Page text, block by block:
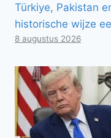
Türkiye, Pakistan
historische wijze
8 augustus 2026